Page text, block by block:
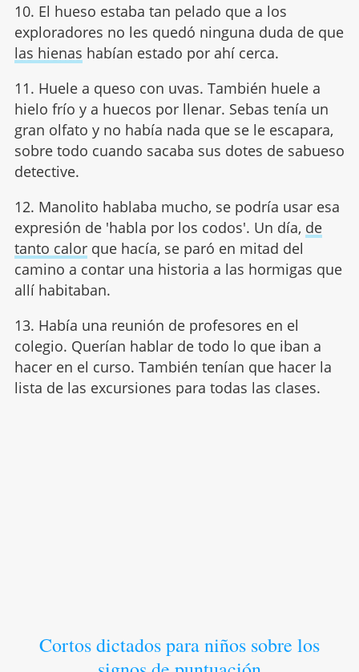
10. El hueso estaba tan pelado que a los
exploradores no les quedó ninguna duda de que
las hienas habían estado por ahí cerca.
11. Huele a queso con uvas. También huele a
hielo frío y a huecos por llenar. Sebas tenía un
gran olfato y no había nada que se le escapara,
sobre todo cuando sacaba sus dotes de sabueso
detective.
12. Manolito hablaba mucho, se podría usar esa
expresión de 'habla por los codos'. Un día, de
tanto calorque hacía, se paró en mitad del
camino a contar una historia a las hormigas que
allí habitaban.
13. Había una reunión de profesores en el
colegio. Querían hablar de todo lo que iban a
hacer en el curso. También tenían que hacer la
lista de las excursiones para todas las clases.
Cortos dictados para niños sobre los